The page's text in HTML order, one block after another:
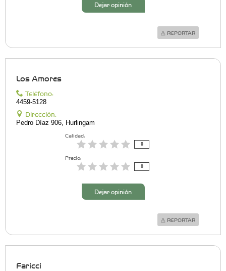
Dejar opinión
REPORTAR
Los Amores
Teléfono:
4459-5128
Dirección:
Pedro Dí­az 906, Hurlingam
Calidad:
0
Precio:
0
Dejar opinión
REPORTAR
Faricci